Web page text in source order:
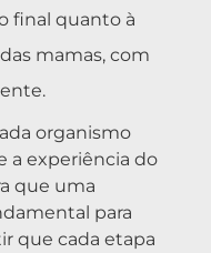
final quanto à
mamas, com
organismo
a experiência do
que uma
para
que cada etapa